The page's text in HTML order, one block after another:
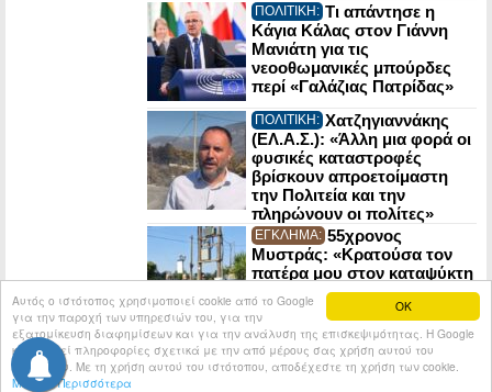
OK
Αυτός ο ιστότοπος χρησιμοποιεί cookie από το Google
για την παροχή των υπηρεσιών του, για την
εξατομίκευση διαφημίσεων και για την ανάλυση της επισκεψιμότητας. Η Google
κοινοποιεί πληροφορίες σχετικά με την από μέρους σας χρήση αυτού του
ιστότοπου. Με τη χρήση αυτού του ιστότοπου, αποδέχεστε τη χρήση των cookie.
Μάθετε Περισσότερα
ΠΟΛΙΤΙΚΗ: Τι απάντησε η
Κάγια Κάλας στον Γιάννη
Μανιάτη για τις
νεοοθωμανικές μπούρδες
περί «Γαλάζιας Πατρίδας»
ΠΟΛΙΤΙΚΗ: Χατζηγιαννάκης
(ΕΛ.Α.Σ.): «Άλλη μια φορά οι
φυσικές καταστροφές
βρίσκουν απροετοίμαστη
την Πολιτεία και την
πληρώνουν οι πολίτες»
ΕΓΚΛΗΜΑ: 55χρονος
Μυστράς: «Κρατούσα τον
πατέρα μου στον καταψύκτη
για να παίρνω τη σύνταξη»
© 2026 Tribune.gr All rights reserved.
Entries RSS
Κατασκευή Ιστοσελίδων tcp.gr Project - V2